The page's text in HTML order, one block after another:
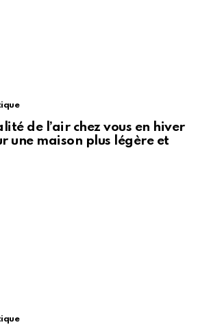
de l’air chez vous en hiver
une maison plus légère et